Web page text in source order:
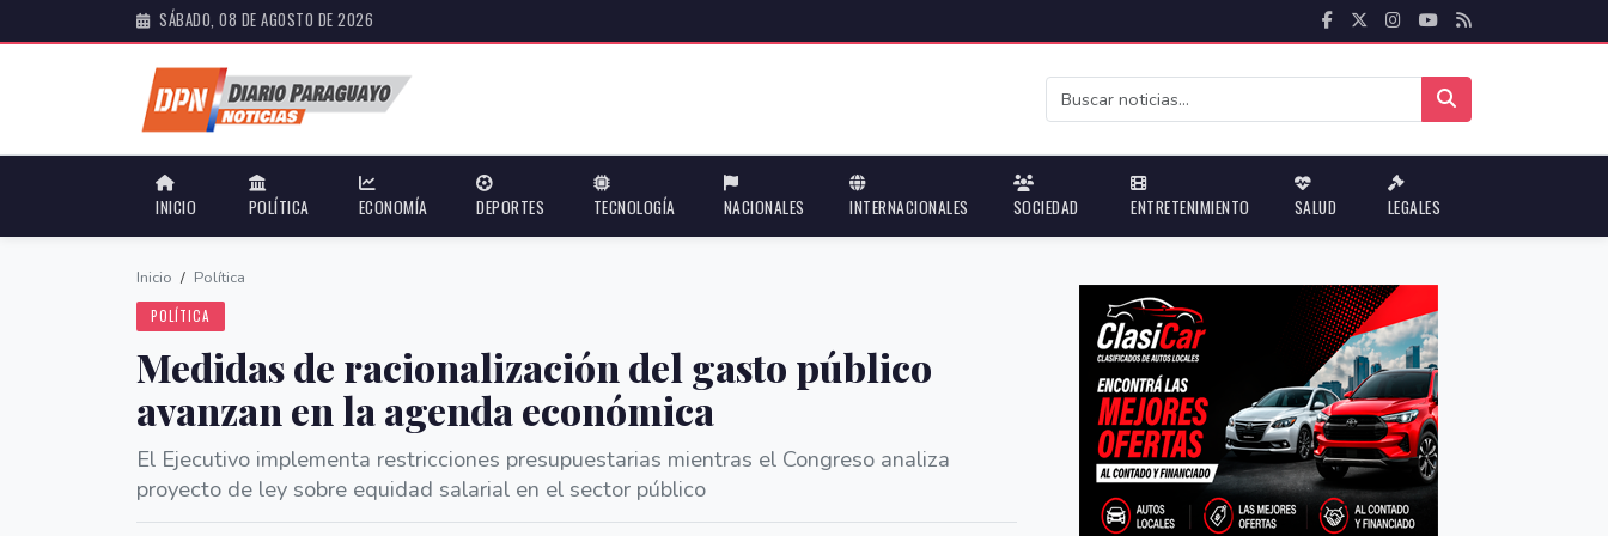
SÁBADO, 08 DE AGOSTO DE 2026
INICIO POLÍTICA ECONOMÍA DEPORTES TECNOLOGÍA NACIONALES INTERNACIONALES SOCIEDAD ENTRETENIMIENTO SALUD LEGALES
Inicio / Política
POLÍTICA
Medidas de racionalización del gasto público
avanzan en la agenda económica
El Ejecutivo implementa restricciones presupuestarias mientras el Congreso analiza
proyecto de ley sobre equidad salarial en el sector público